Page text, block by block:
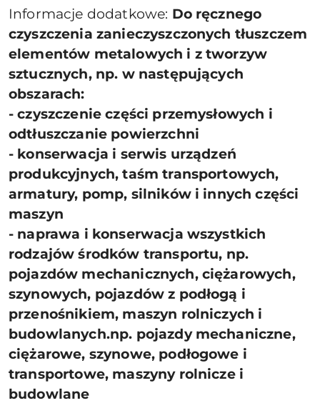
Informacje dodatkowe: Do ręcznego
czyszczenia zanieczyszczonych tłuszczem
elementów metalowych i z tworzyw
sztucznych, np. w następujących
obszarach:
- czyszczenie części przemysłowych i
odtłuszczanie powierzchni
- konserwacja i serwis urządzeń
produkcyjnych, taśm transportowych,
armatury, pomp, silników i innych części
maszyn
- naprawa i konserwacja wszystkich
rodzajów środków transportu, np.
pojazdów mechanicznych, ciężarowych,
szynowych, pojazdów z podłogą i
przenośnikiem, maszyn rolniczych i
budowlanych.np. pojazdy mechaniczne,
ciężarowe, szynowe, podłogowe i
transportowe, maszyny rolnicze i
budowlane